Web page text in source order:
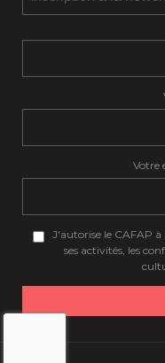
Votre
J'autorise le CAFAP
ses activités, les